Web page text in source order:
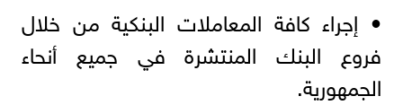
• إجراء كافة المعاملات البنكية من خلال
فروع البنك المنتشرة في جميع أنحاء
الجمهورية.